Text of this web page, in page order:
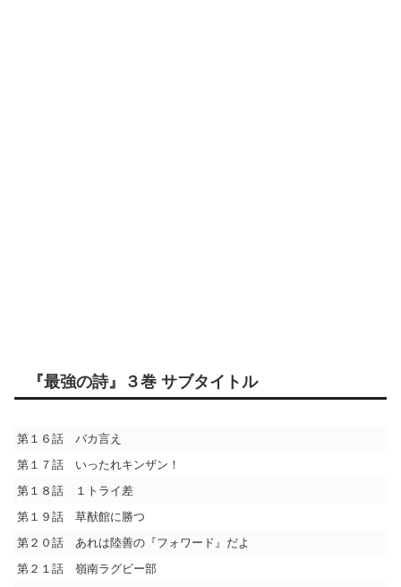
『最強の詩』３巻 サブタイトル
第１６話 バカ言え
第１７話 いったれキンザン！
第１８話 １トライ差
第１９話 草猷館に勝つ
第２０話 あれは陸善の『フォワード』だよ
第２１話 嶺南ラグビー部